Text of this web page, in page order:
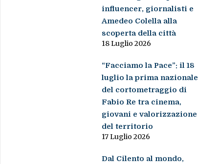
influencer, giornalisti e
Amedeo Colella alla
scoperta della città
18 Luglio 2026
“Facciamo la Pace”: il 18
luglio la prima nazionale
del cortometraggio di
Fabio Re tra cinema,
giovani e valorizzazione
del territorio
17 Luglio 2026
Dal Cilento al mondo,